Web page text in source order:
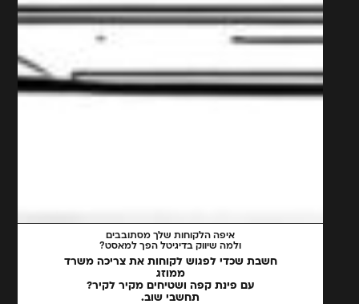
איפה הלקוחות שלך מסתובבים
ולמה שיווק בדיגיטל הפך למאסט?
חשבת שכדי לפגוש לקוחות את צריכה משרד
ממוזג
עם פינת קפה ושטיחים מקיר לקיר?
תחשבי שוב.